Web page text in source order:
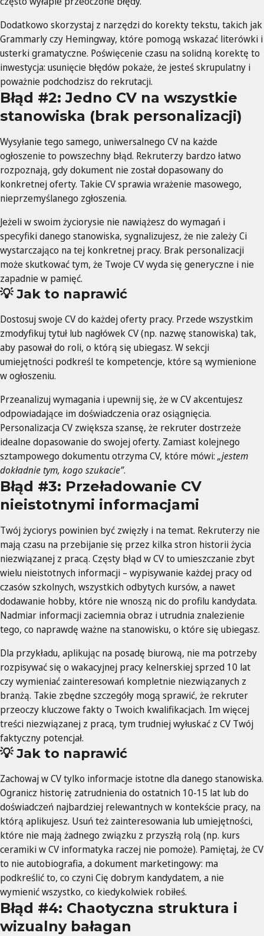
Dodatkowo skorzystaj z narzędzi do korekty tekstu, takich jak
Grammarly czy Hemingway, które pomogą wskazać literówki i
usterki gramatyczne. Poświęcenie czasu na solidną korektę to
inwestycja: usunięcie błędów pokaże, że jesteś skrupulatny i
poważnie podchodzisz do rekrutacji.
Błąd #2: Jedno CV na wszystkie
stanowiska (brak personalizacji)
Wysyłanie tego samego, uniwersalnego CV na każde
ogłoszenie to powszechny błąd. Rekruterzy bardzo łatwo
rozpoznają, gdy dokument nie został dopasowany do
konkretnej oferty. Takie CV sprawia wrażenie masowego,
nieprzemyślanego zgłoszenia.
Jeżeli w swoim życiorysie nie nawiążesz do wymagań i
specyfiki danego stanowiska, sygnalizujesz, że nie zależy Ci
wystarczająco na tej konkretnej pracy. Brak personalizacji
może skutkować tym, że Twoje CV wyda się generyczne i nie
zapadnie w pamięć.
💡 Jak to naprawić
Dostosuj swoje CV do każdej oferty pracy. Przede wszystkim
zmodyfikuj tytuł lub nagłówek CV (np. nazwę stanowiska) tak,
aby pasował do roli, o którą się ubiegasz. W sekcji
umiejętności podkreśl te kompetencje, które są wymienione
w ogłoszeniu.
Przeanalizuj wymagania i upewnij się, że w CV akcentujesz
odpowiadające im doświadczenia oraz osiągnięcia.
Personalizacja CV zwiększa szansę, że rekruter dostrzeże
idealne dopasowanie do swojej oferty. Zamiast kolejnego
sztampowego dokumentu otrzyma CV, które mówi: „jestem
dokładnie tym, kogo szukacie”.
Błąd #3: Przeładowanie CV
nieistotnymi informacjami
Twój życiorys powinien być zwięzły i na temat. Rekruterzy nie
mają czasu na przebijanie się przez kilka stron historii życia
niezwiązanej z pracą. Częsty błąd w CV to umieszczanie zbyt
wielu nieistotnych informacji – wypisywanie każdej pracy od
czasów szkolnych, wszystkich odbytych kursów, a nawet
dodawanie hobby, które nie wnoszą nic do profilu kandydata.
Nadmiar informacji zaciemnia obraz i utrudnia znalezienie
tego, co naprawdę ważne na stanowisku, o które się ubiegasz.
Dla przykładu, aplikując na posadę biurową, nie ma potrzeby
rozpisywać się o wakacyjnej pracy kelnerskiej sprzed 10 lat
czy wymieniać zainteresowań kompletnie niezwiązanych z
branżą. Takie zbędne szczegóły mogą sprawić, że rekruter
przeoczy kluczowe fakty o Twoich kwalifikacjach. Im więcej
treści niezwiązanej z pracą, tym trudniej wyłuskać z CV Twój
faktyczny potencjał.
💡 Jak to naprawić
Zachowaj w CV tylko informacje istotne dla danego stanowiska.
Ogranicz historię zatrudnienia do ostatnich 10-15 lat lub do
doświadczeń najbardziej relewantnych w kontekście pracy, na
którą aplikujesz. Usuń też zainteresowania lub umiejętności,
które nie mają żadnego związku z przyszłą rolą (np. kurs
ceramiki w CV informatyka raczej nie pomoże). Pamiętaj, że CV
to nie autobiografia, a dokument marketingowy: ma
podkreślić to, co czyni Cię dobrym kandydatem, a nie
wymienić wszystko, co kiedykolwiek robiłeś.
Błąd #4: Chaotyczna struktura i
wizualny bałagan